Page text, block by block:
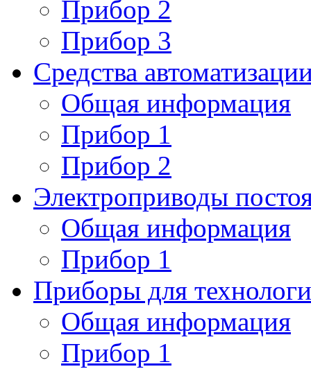
Прибор 2
Прибор 3
Средства
Общая информация
Прибор 1
Прибор 2
Электроприводы
Общая информация
Прибор 1
Приборы для
Общая информация
Прибор 1